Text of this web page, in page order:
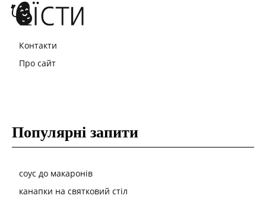
Контакти
Про сайт
Популярні запити
соус до макаронів
канапки на святковий стіл